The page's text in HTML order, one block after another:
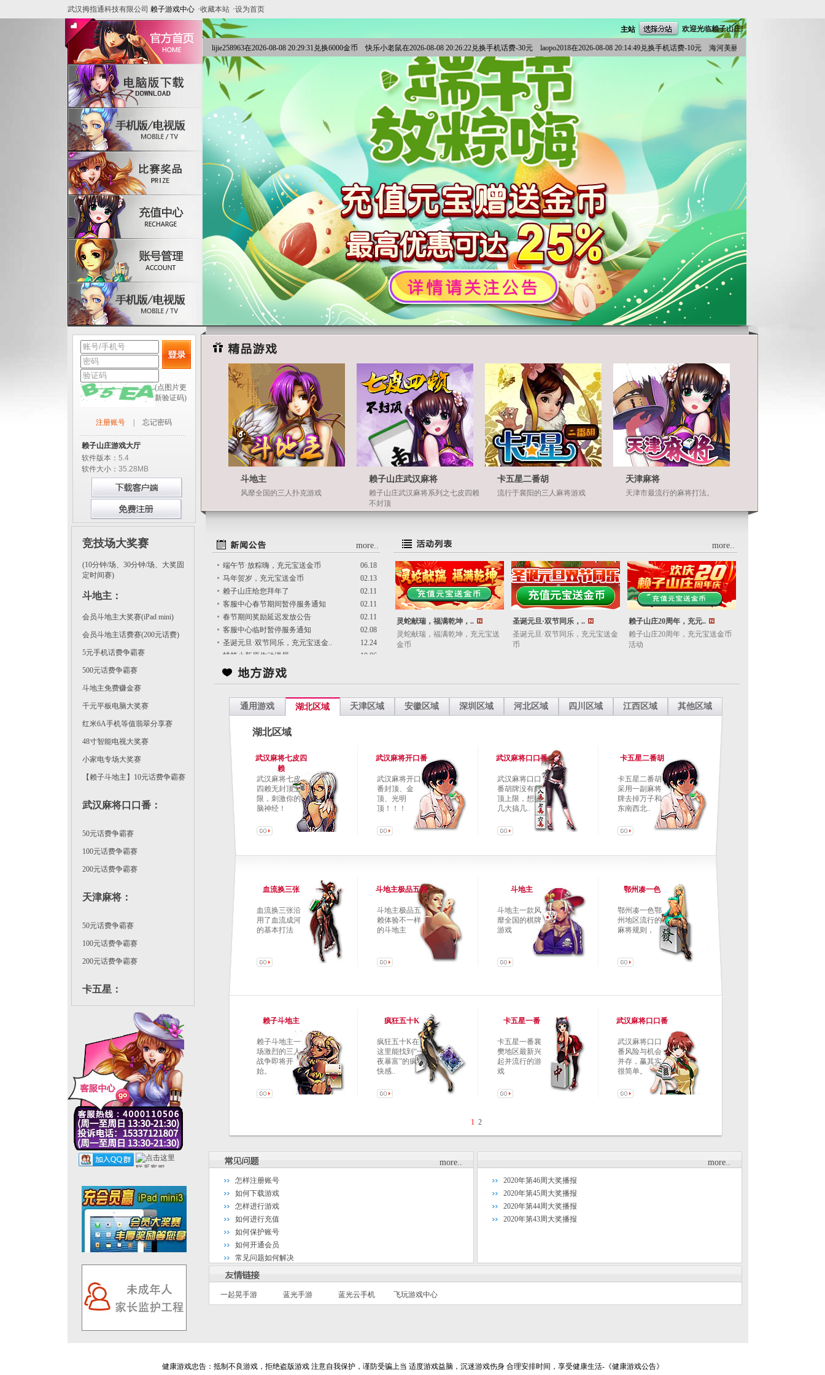
武汉拇指通科技有限公司 赖子游戏中心 ·收藏本站 ·设为首页
欢迎光临赖子山庄!
主站
lijie258963在2026-08-08 20:29:31兑换6000金币 快乐小老鼠在2026-08-08 20:26:22兑换手机话费-30元 laopo2018在2026-08-08 20:14:49兑换手机话费-10元 海河美丽了天津在2026-08-08
(点图片更
新验证码)
注册账号 忘记密码
赖子山庄游戏大厅
软件版本： 5.4
软件大小： 35.28MB
竞技场大奖赛
(10分钟/场、30分钟/场、大奖固
定时间赛)
斗地主 ：
会员斗地主大奖赛(iPad mini)
会员斗地主话费赛(200元话费)
5元手机话费争霸赛
500元话费争霸赛
斗地主免费赚金赛
千元平板电脑大奖赛
红米6A手机等值翡翠分享赛
48寸智能电视大奖赛
小家电专场大奖赛
【赖子斗地主】10元话费争霸赛
武汉麻将口口番 ：
50元话费争霸赛
100元话费争霸赛
200元话费争霸赛
天津麻将 ：
50元话费争霸赛
100元话费争霸赛
200元话费争霸赛
卡五星 ：
50元话费争霸赛
100元话费争霸赛
斗地主
风靡全国的三人扑克游戏
赖子山庄武汉麻将
赖子山庄武汉麻将系列之七皮四赖
不封顶
卡五星二番胡
流行于襄阳的三人麻将游戏
天津麻将
天津市最流行的麻将打法。
more..
端午节·放粽嗨，充元宝送金币
06.18
马年贺岁，充元宝送金币
02.13
赖子山庄给您拜年了
02.11
客服中心春节期间暂停服务通知
02.11
春节期间奖励延迟发放公告
02.11
客服中心临时暂停服务通知
02.08
圣诞元旦·双节同乐，充元宝送金..
12.24
蜡笔小新原作动漫展
10.06
more..
灵蛇献瑞，福满乾坤，..
灵蛇献瑞，福满乾坤，充元宝送
金币
圣诞元旦·双节同乐，..
圣诞元旦·双节同乐，充元宝送金
币
赖子山庄20周年，充元..
赖子山庄20周年，充元宝送金币
活动
通用游戏 湖北区域 天津区域 安徽区域 深圳区域 河北区域 四川区域 江西区域 其他区域
湖北区域
武汉麻将七皮四
赖
武汉麻将七皮
四赖无封顶上
限，刺激你的
脑神经！
武汉麻将开口番
武汉麻将开口
番封顶、金
顶、光明
顶！！！
武汉麻将口口番
武汉麻将口口
番胡牌没有封
顶上限，想搞
几大搞几..
卡五星二番胡
卡五星二番胡
采用一副麻将
牌去掉万子和
东南西北..
血流换三张
血流换三张沿
用了血流成河
的基本打法
斗地主极品五赖
斗地主极品五
赖体验不一样
的斗地主
斗地主
斗地主一款风
靡全国的棋牌
游戏
鄂州凑一色
鄂州凑一色鄂
州地区流行的
麻将规则，
赖子斗地主
赖子斗地主一
场激烈的三人
战争即将开
始。
疯狂五十K
疯狂五十K在
这里能找到“一
夜暴富”的疯狂
快感..
卡五星一番
卡五星一番襄
樊地区最新兴
起并流行的游
戏
武汉麻将口口番
武汉麻将口口
番风险与机会
并存，赢其实
很简单。
1 2
more..
怎样注册账号
如何下载游戏
怎样进行游戏
如何进行充值
如何保护账号
如何开通会员
常见问题如何解决
more..
2020年第46周大奖播报
2020年第45周大奖播报
2020年第44周大奖播报
2020年第43周大奖播报
一起晃手游 蓝光手游 蓝光云手机 飞玩游戏中心
健康游戏忠告：抵制不良游戏，拒绝盗版游戏 注意自我保护，谨防受骗上当 适度游戏益脑，沉迷游戏伤身 合理安排时间，享受健康生活-《健康游戏公告》